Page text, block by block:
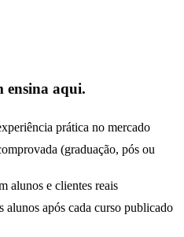
ensina aqui.
prática no mercado
(graduação, pós ou
alunos e clientes reais
alunos após cada curso publicado